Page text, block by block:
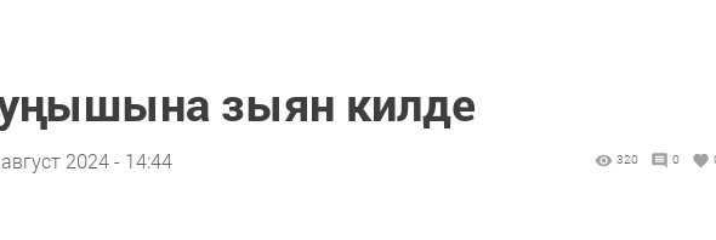
уңышына зыян килде
2024 - 14:44 320 0